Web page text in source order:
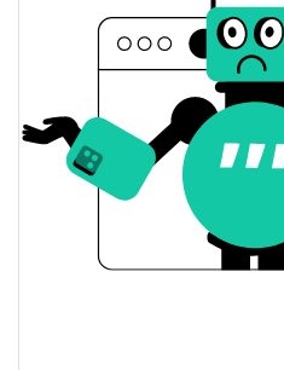
Dünkü Hacim
Bitcoin Fiyat Geçmişi
7g Düşük/7g Yüksek
30g Düşük/30g Yüksek
90g Düşük/90g Yüksek